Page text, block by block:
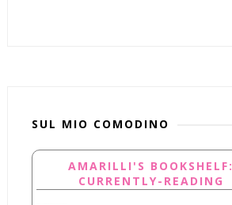
SUL MIO COMODINO
AMARILLI'S BOOKSHELF:
CURRENTLY-READING